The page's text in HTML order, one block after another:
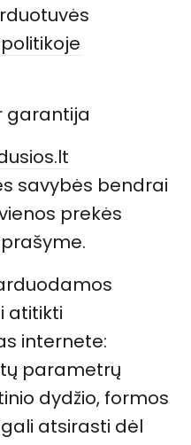
garantija
savybės bendrai
prekės
atitikti
internete:
parametrų
dydžio, formos
atsirasti dėl